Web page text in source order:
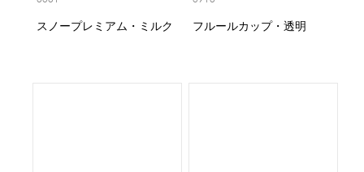
スノープレミアム・ミルク フルールカップ・透明